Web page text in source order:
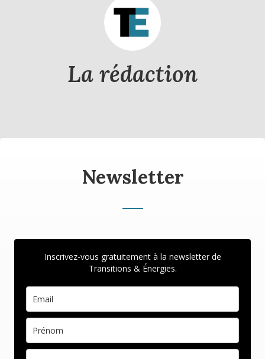
La rédaction
Newsletter
Inscrivez-vous gratuitement à la newsletter de
Transitions & Énergies.